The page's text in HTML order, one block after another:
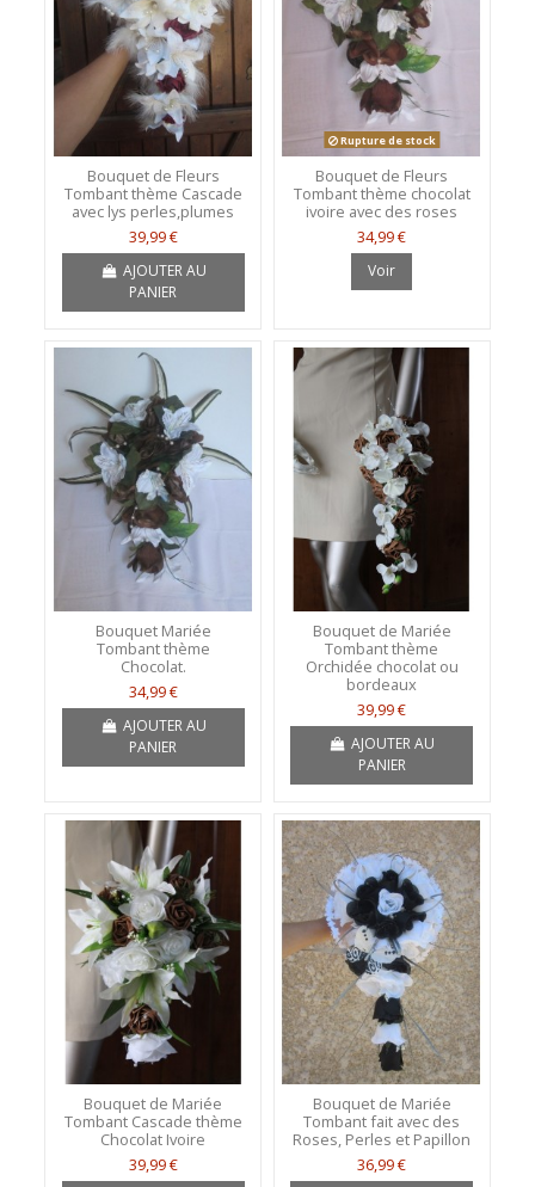
Bouquet de Fleurs
Tombant thème Cascade
avec lys perles,plumes
39,99 €
AJOUTER AU
PANIER
Rupture de stock
Bouquet de Fleurs
Tombant thème chocolat
ivoire avec des roses
34,99 €
Voir
Bouquet Mariée
Tombant thème
Chocolat.
34,99 €
AJOUTER AU
PANIER
Bouquet de Mariée
Tombant thème
Orchidée chocolat ou
bordeaux
39,99 €
AJOUTER AU
PANIER
Bouquet de Mariée
Tombant Cascade thème
Chocolat Ivoire
39,99 €
Bouquet de Mariée
Tombant fait avec des
Roses, Perles et Papillon
36,99 €